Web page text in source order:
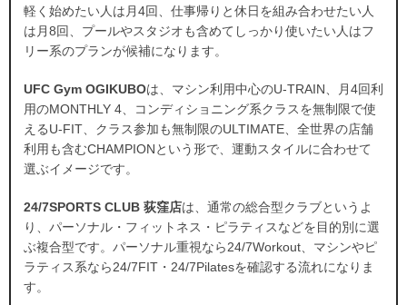
軽く始めたい人は月4回、仕事帰りと休日を組み合わせたい人
は月8回、プールやスタジオも含めてしっかり使いたい人はフ
リー系のプランが候補になります。
UFC Gym OGIKUBOは、マシン利用中心のU-TRAIN、月4回利
用のMONTHLY 4、コンディショニング系クラスを無制限で使
えるU-FIT、クラス参加も無制限のULTIMATE、全世界の店舗
利用も含むCHAMPIONという形で、運動スタイルに合わせて
選ぶイメージです。
24/7SPORTS CLUB 荻窪店は、通常の総合型クラブというよ
り、パーソナル・フィットネス・ピラティスなどを目的別に選
ぶ複合型です。パーソナル重視なら24/7Workout、マシンやピ
ラティス系なら24/7FIT・24/7Pilatesを確認する流れになりま
す。